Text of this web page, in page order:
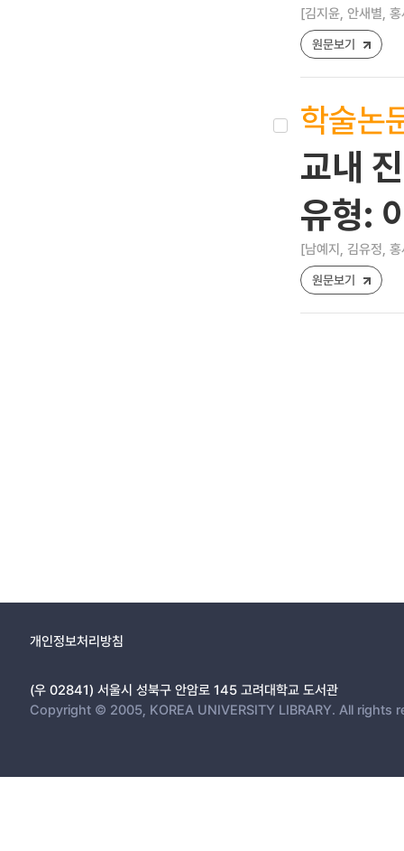
[김지윤, 안새별,
원문보기
학술논
교내
유형:
[남예지, 김유정,
원문보기
개인정보처리방침
(우 02841) 서울시 성북구 안암로 145 고려대학교 도서관
Copyright © 2005, KOREA UNIVERSITY LIBRARY. All rights